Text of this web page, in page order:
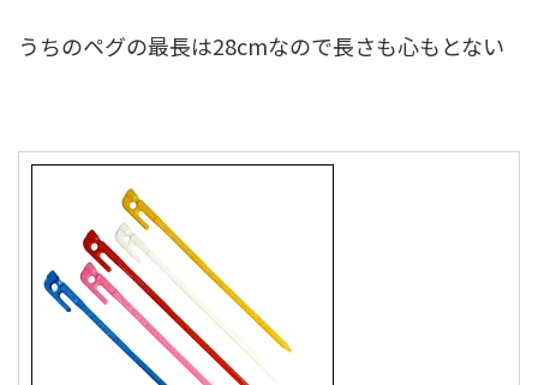
うちのペグの最長は28cmなので長さも心もとない